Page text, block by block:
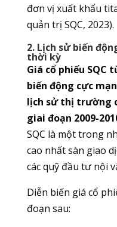
đơn vị xuất khẩu
quản trị SQC, 2023).
2. Lịch sử biến
thời kỳ
Giá cổ phiếu
biến động cực
lịch sử thị trường
giai đoạn 2009-
SQC là một trong
cao nhất sàn giao
các quỹ đầu tư nội
Diễn biến giá cổ
đoạn sau: